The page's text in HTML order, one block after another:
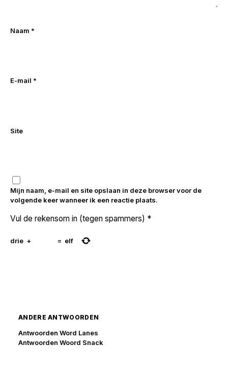
Naam *
E-mail *
Site
Mijn naam, e-mail en site opslaan in deze browser voor de
volgende keer wanneer ik een reactie plaats.
Vul de rekensom in (tegen spammers) *
drie + = elf
ANDERE ANTWOORDEN
Antwoorden Word Lanes
Antwoorden Woord Snack